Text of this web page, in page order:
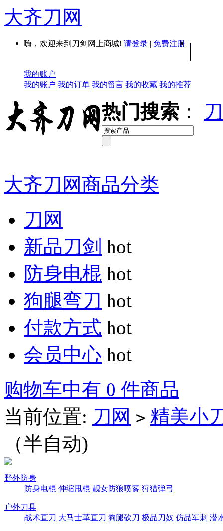
大齐刀网
嗨，欢迎来到刀剑网上商城! 请登录 | 免费注册 | |
我的账户
我的账户 我的订单 我的留言 我的收藏 我的推荐
热门搜索 ：
大齐刀网商品分类
刀网
新品刀剑 hot
防身电棍 hot
狗腿弯刀 hot
付款方式 hot
会员中心 hot
购物车中有 0 件商品
当前位置: 刀网 > 精美小
（半自动)
野外防身
防身电棍 伸缩甩棍 靓女防狼喷雾 狩猎弹弓
户外刀具
战术直刀 大马士革直刀 狗腿砍刀 极品刀奴 仿品军刺 潜